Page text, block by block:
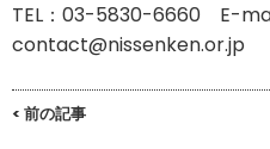
TEL：03-5830-6660 E-
contact@nissenken.or.jp
< 前の記事